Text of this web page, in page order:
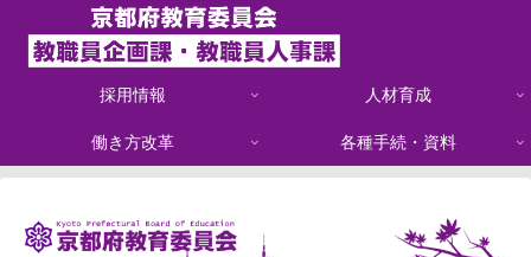
採用情報 人材育成
働き方改革 各種手続・資料